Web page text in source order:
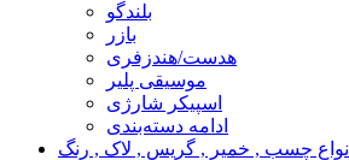
بلندگو
بازر
هدست/هندزفری
موسیقی پلیر
اسپیکر شارژی
ادامه دسته‌بندی
انواع چسب , خمیر , گریس , لاک , رنگ